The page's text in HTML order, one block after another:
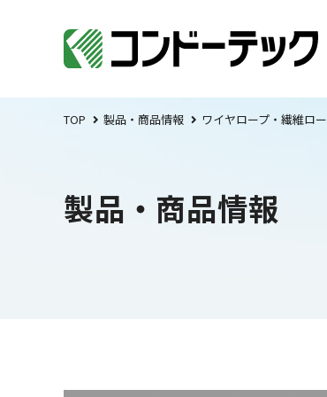
TOP 製品・商品情報 ワイヤロープ・繊維ロ
製品・商品情報